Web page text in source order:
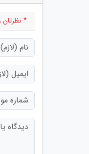
* نظرتان